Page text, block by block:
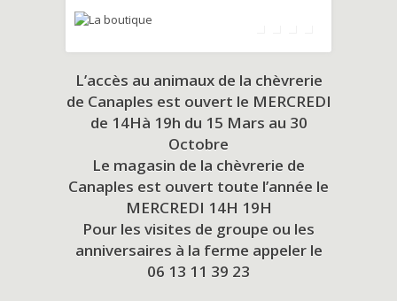
L’accès au animaux de la chèvrerie
de Canaples est ouvert le MERCREDI
de 14Hà 19h du 15 Mars au 30
Octobre
Le magasin de la chèvrerie de
Canaples est ouvert toute l’année le
MERCREDI 14H 19H
Pour les visites de groupe ou les
anniversaires à la ferme appeler le
06 13 11 39 23